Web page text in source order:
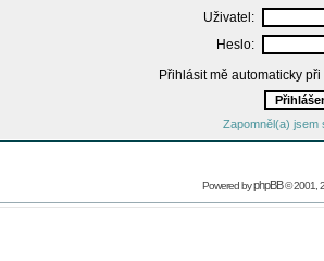
Uživatel:
Heslo:
Přihlásit mě automaticky
Zapomněl(a) jsem
Powered byphpBB© 2001,